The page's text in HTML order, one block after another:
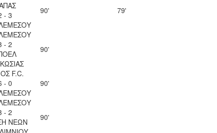
- 3
90' 79'
- 2
90'
F.C.
- 0
90'
- 2
ΝΕΩΝ
90'